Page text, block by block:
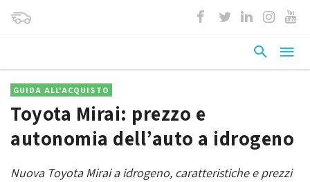
GUIDA ALL'ACQUISTO
Toyota Mirai: prezzo e
autonomia dell’auto a idrogeno
Nuova Toyota Mirai a idrogeno, caratteristiche e prezzi